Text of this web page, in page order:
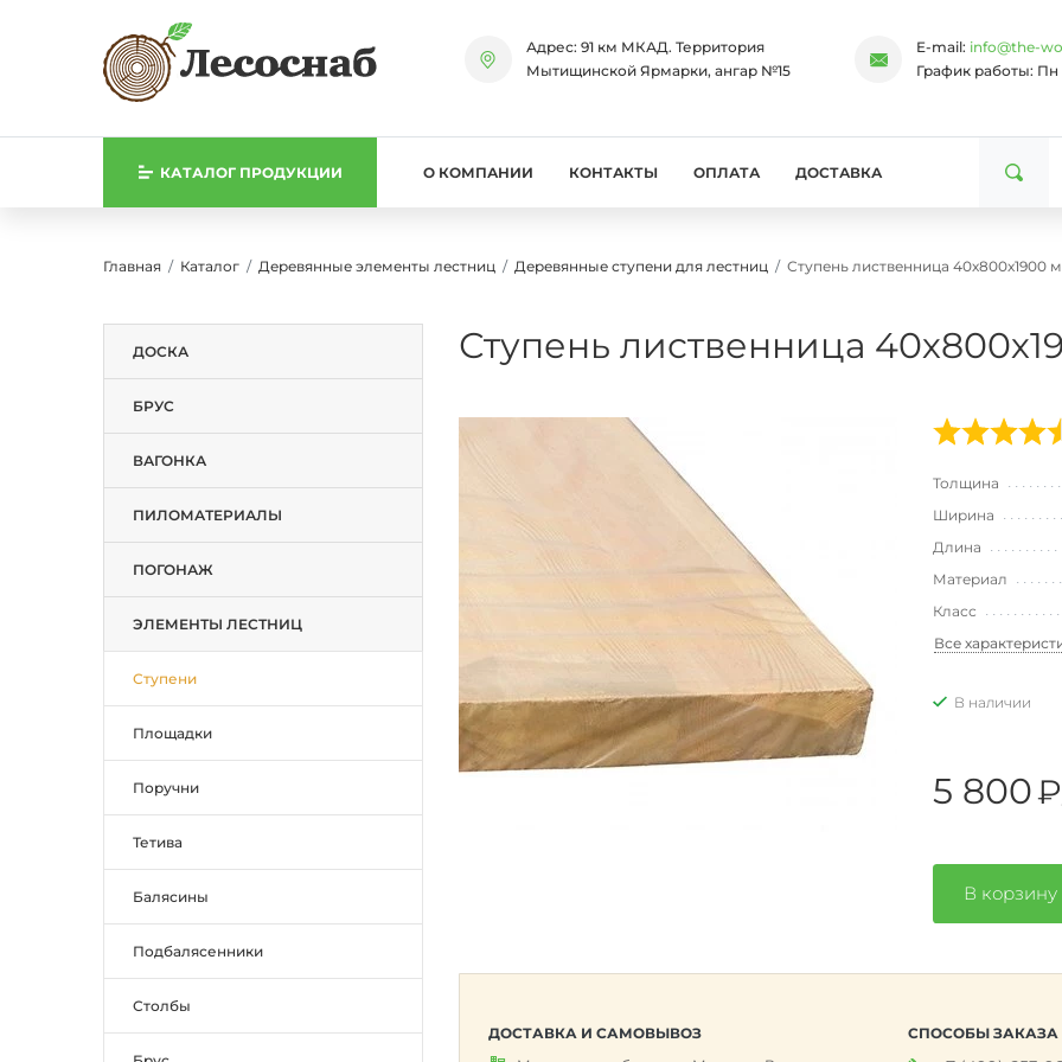
Адрес: 91 км МКАД. Территория
Мытищинской Ярмарки, ангар №15
E-mail: info@the-
График работы: Пн
КАТАЛОГ ПРОДУКЦИИ О КОМПАНИИ КОНТАКТЫ ОПЛАТА ДОСТАВКА
Главная Каталог Деревянные элементы лестниц Деревянные ступени для лестниц Ступень лиственница 40х800х1900
ДОСКА
БРУС
ВАГОНКА
ПИЛОМАТЕРИАЛЫ
ПОГОНАЖ
ЭЛЕМЕНТЫ ЛЕСТНИЦ
Ступени
Площадки
Поручни
Тетива
Балясины
Подбалясенники
Столбы
Ступень лиственница
Толщина
Ширина
Длина
Материал
Класс
Все
В наличии
5 800₽
В корзину
ДОСТАВКА И САМОВЫВОЗ
СПОСОБЫ ЗАКАЗА